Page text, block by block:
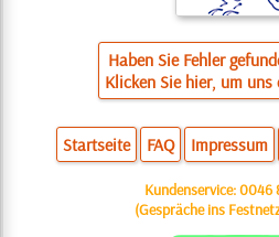
Haben Sie Fehler
Klicken Sie hier, um
Startseite FAQ Impressum
Kundenservice:0046
(Gespräche ins